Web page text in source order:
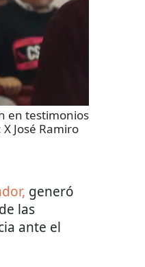
en testimonios
X José Ramiro
generó
las
ante el